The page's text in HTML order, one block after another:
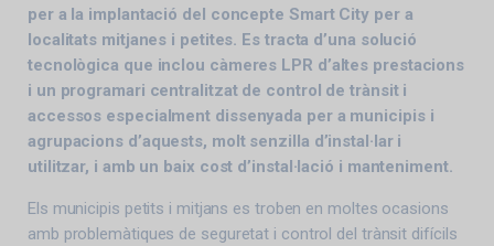
per a la implantació del concepte Smart City per a
localitats mitjanes i petites. Es tracta d’una solució
tecnològica que inclou càmeres LPR d’altes prestacions
i un programari centralitzat de control de trànsit i
accessos especialment dissenyada per a municipis i
agrupacions d’aquests, molt senzilla d’instal·lar i
utilitzar, i amb un baix cost d’instal·lació i manteniment.
Els municipis petits i mitjans es troben en moltes ocasions
amb problemàtiques de seguretat i control del trànsit difícils